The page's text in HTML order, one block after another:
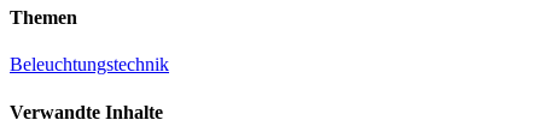
Themen
Beleuchtungstechnik
Verwandte Inhalte